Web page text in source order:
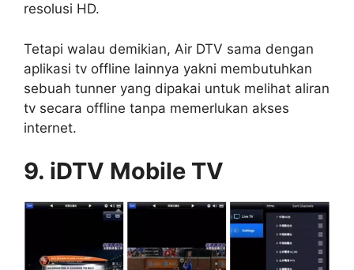
resolusi HD.
Tetapi walau demikian, Air DTV sama dengan
aplikasi tv offline lainnya yakni membutuhkan
sebuah tunner yang dipakai untuk melihat aliran
tv secara offline tanpa memerlukan akses
internet.
9. iDTV Mobile TV